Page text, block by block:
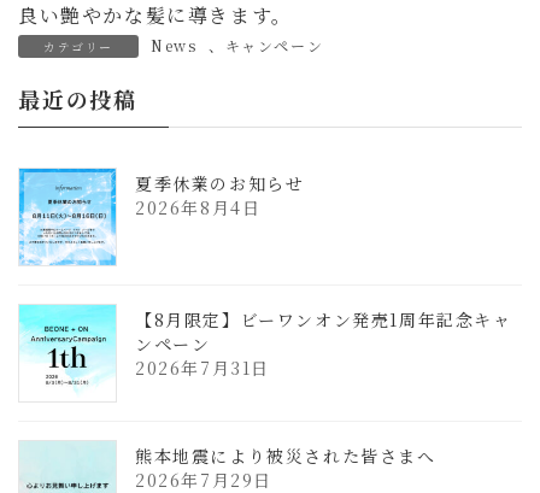
良い艶やかな髪に導きます。
カテゴリー News 、 キャンペーン
最近の投稿
夏季休業のお知らせ
2026年8月4日
【8月限定】ビーワンオン発売1周年記念キャ
ンペーン
2026年7月31日
熊本地震により被災された皆さまへ
2026年7月29日